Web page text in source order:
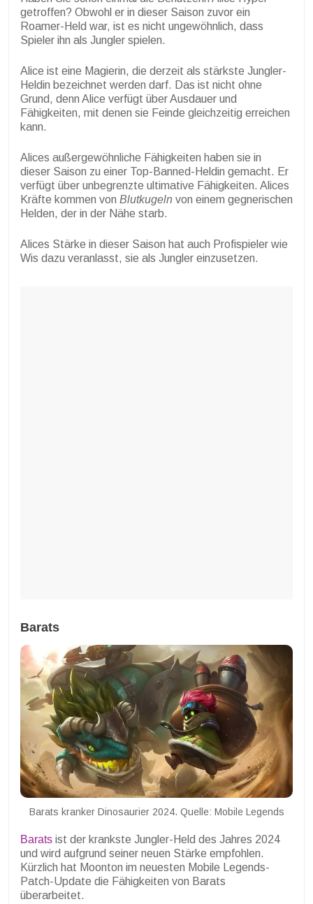
getroffen? Obwohl er in dieser Saison zuvor ein
Roamer-Held war, ist es nicht ungewöhnlich, dass
Spieler ihn als Jungler spielen.
Alice ist eine Magierin, die derzeit als stärkste Jungler-
Heldin bezeichnet werden darf. Das ist nicht ohne
Grund, denn Alice verfügt über Ausdauer und
Fähigkeiten, mit denen sie Feinde gleichzeitig erreichen
kann.
Alices außergewöhnliche Fähigkeiten haben sie in
dieser Saison zu einer Top-Banned-Heldin gemacht. Er
verfügt über unbegrenzte ultimative Fähigkeiten. Alices
Kräfte kommen von Blutkugeln von einem gegnerischen
Helden, der in der Nähe starb.
Alices Stärke in dieser Saison hat auch Profispieler wie
Wis dazu veranlasst, sie als Jungler einzusetzen.
Barats
Barats kranker Dinosaurier 2024. Quelle: Mobile Legends
Barats ist der krankste Jungler-Held des Jahres 2024
und wird aufgrund seiner neuen Stärke empfohlen.
Kürzlich hat Moonton im neuesten Mobile Legends-
Patch-Update die Fähigkeiten von Barats
überarbeitet.